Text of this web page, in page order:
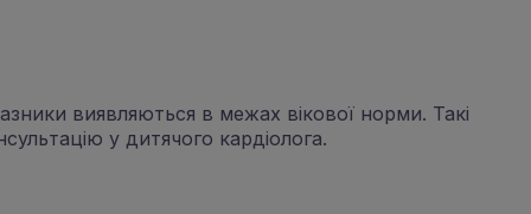
виявляються в межах вікової норми. Такі
у дитячого кардіолога.